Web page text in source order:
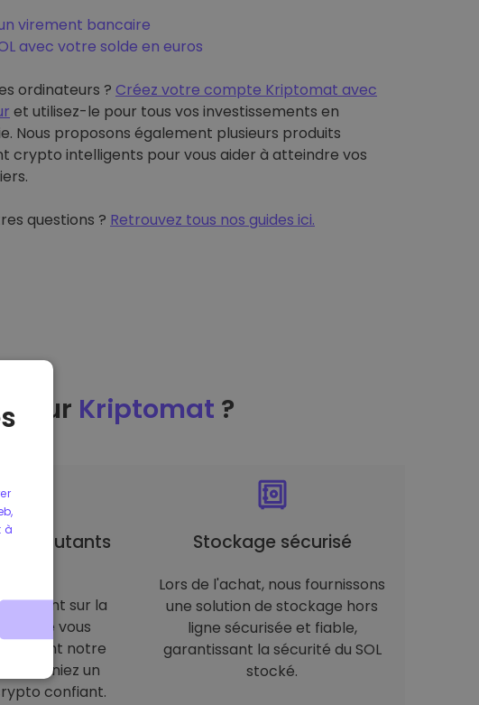
virement bancaire
avec votre solde en euros
ordinateurs ? Créez votre compte Kriptomat avec
et utilisez-le pour tous vos investissements en
Nous proposons également plusieurs produits
crypto intelligents pour vous aider à atteindre vos
questions ? Retrouvez tous nos guides ici.
sur Kriptomat ?
débutants
l'accent sur la
que vous
notre
deveniez un
confiant.
Stockage sécurisé
Lors de l'achat, nous fournissons
une solution de stockage hors
ligne sécurisée et fiable,
garantissant la sécurité du SOL
stocké.
à